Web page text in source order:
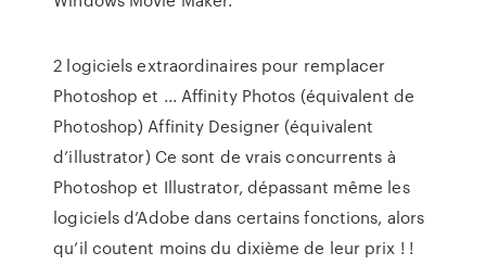
2 logiciels extraordinaires pour remplacer
Photoshop et ... Affinity Photos (équivalent de
Photoshop) Affinity Designer (équivalent
d’illustrator) Ce sont de vrais concurrents à
Photoshop et Illustrator, dépassant même les
logiciels d’Adobe dans certains fonctions, alors
qu’il coutent moins du dixième de leur prix ! !